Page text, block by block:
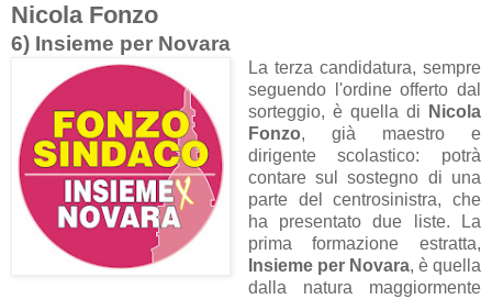
Nicola Fonzo
6) Insieme per Novara
La terza candidatura, sempre
seguendo l'ordine offerto dal
sorteggio, è quella di
Nicola
Fonzo, già maestro e
dirigente scolastico: potrà
contare sul sostegno di una
parte del centrosinistra, che
ha presentato due liste. La
prima formazione estratta,
Insieme per Novara, è quella
dalla natura maggiormente